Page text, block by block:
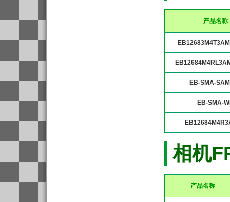
产品名称
EB-SMA-
EB-SMA-
相机
产品名称